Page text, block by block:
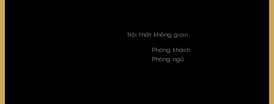
Nội thất không gian
Phòng khách
Phòng ngủ